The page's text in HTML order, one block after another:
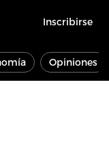
Inscribirse
Opiniones